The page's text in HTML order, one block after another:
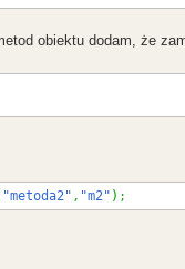
obiektu dodam, że
"metoda2" , "m2" ) ;